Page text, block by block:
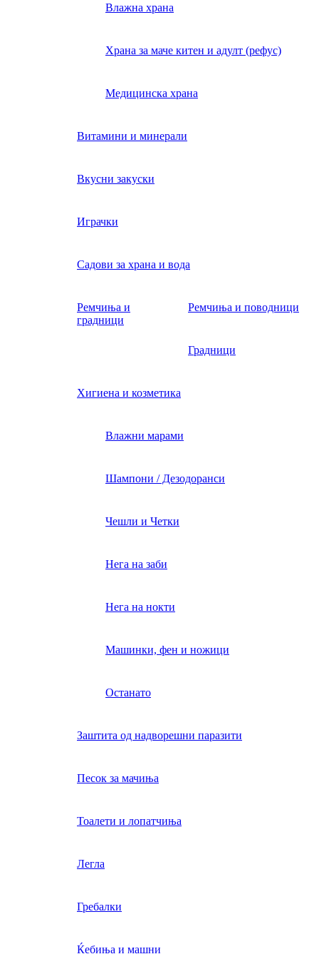
Влажна храна
Храна за маче китен и адулт (рефус)
Медицинска храна
Витамини и минерали
Вкусни закуски
Играчки
Садови за храна и вода
Ремчиња и
градници
Ремчиња и поводници
Градници
Хигиена и козметика
Влажни марами
Шампони / Дезодоранси
Чешли и Четки
Нега на заби
Нега на нокти
Машинки, фен и ножици
Останато
Заштита од надворешни паразити
Песок за мачиња
Тоалети и лопатчиња
Легла
Гребалки
Ќебиња и машни